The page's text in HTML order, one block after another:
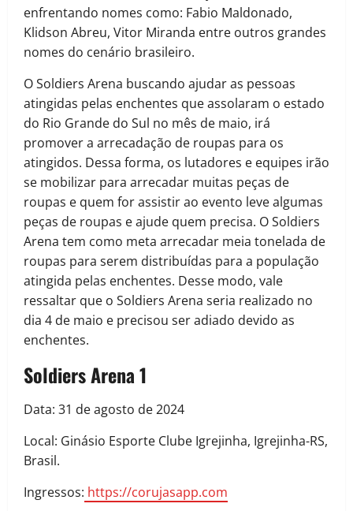
enfrentando nomes como: Fabio Maldonado,
Klidson Abreu, Vitor Miranda entre outros grandes
nomes do cenário brasileiro.
O Soldiers Arena buscando ajudar as pessoas
atingidas pelas enchentes que assolaram o estado
do Rio Grande do Sul no mês de maio, irá
promover a arrecadação de roupas para os
atingidos. Dessa forma, os lutadores e equipes irão
se mobilizar para arrecadar muitas peças de
roupas e quem for assistir ao evento leve algumas
peças de roupas e ajude quem precisa. O Soldiers
Arena tem como meta arrecadar meia tonelada de
roupas para serem distribuídas para a população
atingida pelas enchentes. Desse modo, vale
ressaltar que o Soldiers Arena seria realizado no
dia 4 de maio e precisou ser adiado devido as
enchentes.
Soldiers Arena 1
Data: 31 de agosto de 2024
Local: Ginásio Esporte Clube Igrejinha, Igrejinha-RS,
Brasil.
Ingressos: https://corujasapp.com